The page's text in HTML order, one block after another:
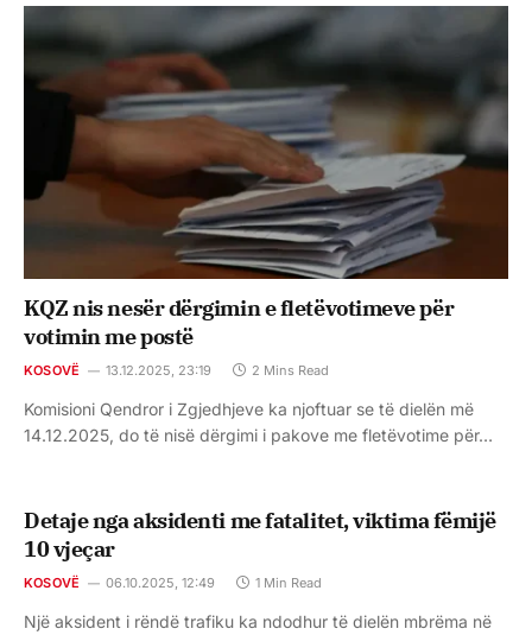
KQZ nis nesër dërgimin e fletëvotimeve për
votimin me postë
KOSOVË 13.12.2025, 23:19 2 Mins Read
Komisioni Qendror i Zgjedhjeve ka njoftuar se të dielën më
14.12.2025, do të nisë dërgimi i pakove me fletëvotime për…
Detaje nga aksidenti me fatalitet, viktima fëmijë
10 vjeçar
KOSOVË 06.10.2025, 12:49 1 Min Read
Një aksident i rëndë trafiku ka ndodhur të dielën mbrëma në